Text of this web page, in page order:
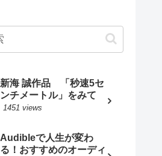
新海 誠作品 「秒速5セ
ンチメートル」をみて
1451 views
Audibleで人生が変わ
る！おすすめのオーディ